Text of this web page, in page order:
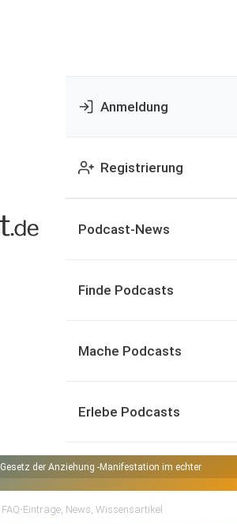
Anmeldung
Registrierung
Podcast-News
Finde Podcasts
Mache Podcasts
Erlebe Podcasts
Gesetz der Anziehung -Manifestation im echten Leben